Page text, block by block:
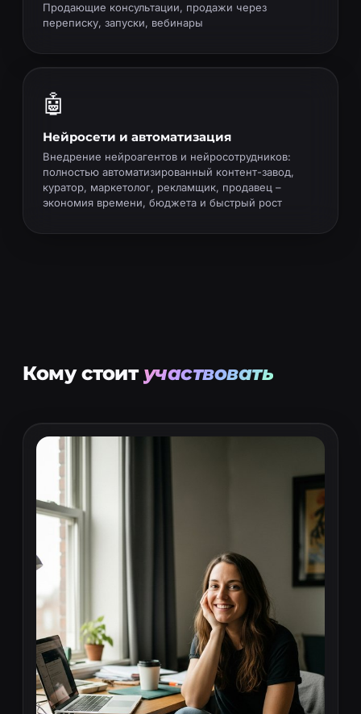
Продающие консультации, продажи через
переписку, запуски, вебинары
🤖
Нейросети и автоматизация
Внедрение нейроагентов и нейросотрудников:
полностью автоматизированный контент-завод,
куратор, маркетолог, рекламщик, продавец –
экономия времени, бюджета и быстрый рост
Кому стоит участвовать